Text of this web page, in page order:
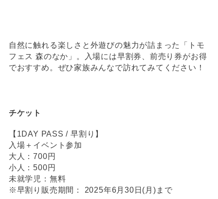
自然に触れる楽しさと外遊びの魅力が詰まった「トモ
フェス 森のなか」。入場には早割券、前売り券がお得
でおすすめ。ぜひ家族みんなで訪れてみてください！
チケット
【1DAY PASS / 早割り】
入場＋イベント参加
大人：700円
小人：500円
未就学児：無料
※早割り販売期間： 2025年6月30日(月)まで